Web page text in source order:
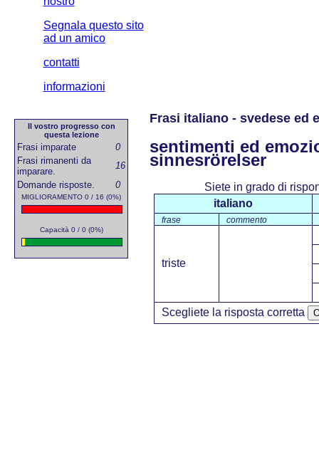
Segnala questo sito
ad un amico
contatti
informazioni
Il vostro progresso con
questa lezione
Frasi imparate
0
Frasi rimanenti da
imparare.
16
Domande risposte.
0
MIGLIORAMENTO 0 / 16 (0%)
Capacità 0 / 0 (0%)
Frasi italiano - svedese ed
sentimenti ed
sinnesrörelser
Siete in grado di
italiano
frase commento
triste
Scegliete la risposta corretta